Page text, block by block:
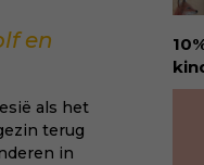
en
als het
terug
in